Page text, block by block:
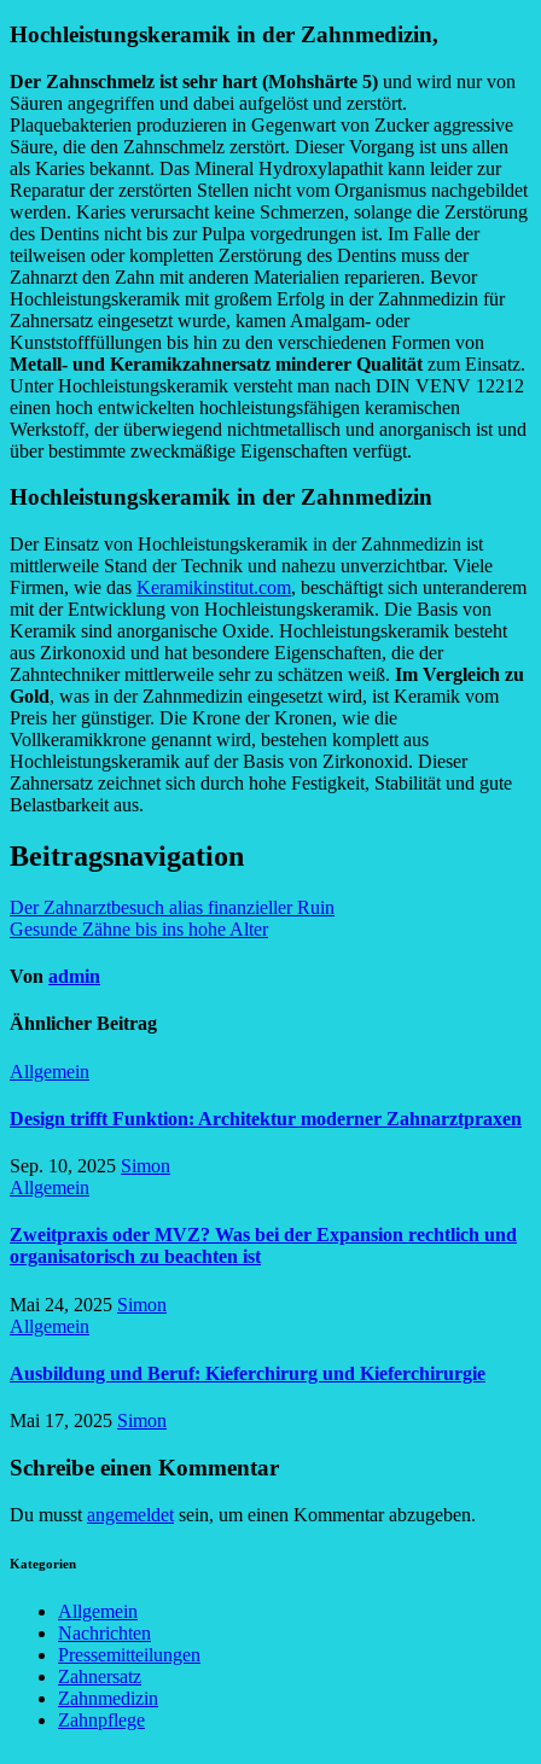
Hochleistungskeramik in der Zahnmedizin,
Der Zahnschmelz ist sehr hart (Mohshärte 5) und wird nur von
Säuren angegriffen und dabei aufgelöst und zerstört.
Plaquebakterien produzieren in Gegenwart von Zucker aggressive
Säure, die den Zahnschmelz zerstört. Dieser Vorgang ist uns allen
als Karies bekannt. Das Mineral Hydroxylapathit kann leider zur
Reparatur der zerstörten Stellen nicht vom Organismus nachgebildet
werden. Karies verursacht keine Schmerzen, solange die Zerstörung
des Dentins nicht bis zur Pulpa vorgedrungen ist. Im Falle der
teilweisen oder kompletten Zerstörung des Dentins muss der
Zahnarzt den Zahn mit anderen Materialien reparieren. Bevor
Hochleistungskeramik mit großem Erfolg in der Zahnmedizin für
Zahnersatz eingesetzt wurde, kamen Amalgam- oder
Kunststofffüllungen bis hin zu den verschiedenen Formen von
Metall- und Keramikzahnersatz minderer Qualität zum Einsatz.
Unter Hochleistungskeramik versteht man nach DIN VENV 12212
einen hoch entwickelten hochleistungsfähigen keramischen
Werkstoff, der überwiegend nichtmetallisch und anorganisch ist und
über bestimmte zweckmäßige Eigenschaften verfügt.
Hochleistungskeramik in der Zahnmedizin
Der Einsatz von Hochleistungskeramik in der Zahnmedizin ist
mittlerweile Stand der Technik und nahezu unverzichtbar. Viele
Firmen, wie das Keramikinstitut.com, beschäftigt sich unteranderem
mit der Entwicklung von Hochleistungskeramik. Die Basis von
Keramik sind anorganische Oxide. Hochleistungskeramik besteht
aus Zirkonoxid und hat besondere Eigenschaften, die der
Zahntechniker mittlerweile sehr zu schätzen weiß. Im Vergleich zu
Gold, was in der Zahnmedizin eingesetzt wird, ist Keramik vom
Preis her günstiger. Die Krone der Kronen, wie die
Vollkeramikkrone genannt wird, bestehen komplett aus
Hochleistungskeramik auf der Basis von Zirkonoxid. Dieser
Zahnersatz zeichnet sich durch hohe Festigkeit, Stabilität und gute
Belastbarkeit aus.
Beitragsnavigation
Der Zahnarztbesuch alias finanzieller Ruin
Gesunde Zähne bis ins hohe Alter
Von admin
Ähnlicher Beitrag
Allgemein
Design trifft Funktion: Architektur moderner Zahnarztpraxen
Sep. 10, 2025 Simon
Allgemein
Zweitpraxis oder MVZ? Was bei der Expansion rechtlich und
organisatorisch zu beachten ist
Mai 24, 2025 Simon
Allgemein
Ausbildung und Beruf: Kieferchirurg und Kieferchirurgie
Mai 17, 2025 Simon
Schreibe einen Kommentar
Du musst angemeldet sein, um einen Kommentar abzugeben.
Kategorien
Allgemein
Nachrichten
Pressemitteilungen
Zahnersatz
Zahnmedizin
Zahnpflege